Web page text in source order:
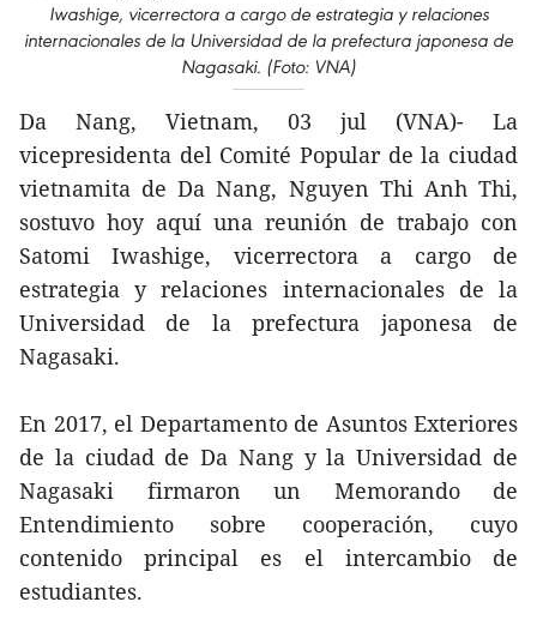
Iwashige, vicerrectora a cargo de estrategia y relaciones
internacionales de la Universidad de la prefectura japonesa de
Nagasaki. (Foto: VNA)
Da Nang, Vietnam, 03 jul (VNA)- La
vicepresidenta del Comité Popular de la ciudad
vietnamita de Da Nang, Nguyen Thi Anh Thi,
sostuvo hoy aquí una reunión de trabajo con
Satomi Iwashige, vicerrectora a cargo de
estrategia y relaciones internacionales de la
Universidad de la prefectura japonesa de
Nagasaki.
En 2017, el Departamento de Asuntos Exteriores
de la ciudad de Da Nang y la Universidad de
Nagasaki firmaron un Memorando de
Entendimiento sobre cooperación, cuyo
contenido principal es el intercambio de
estudiantes.